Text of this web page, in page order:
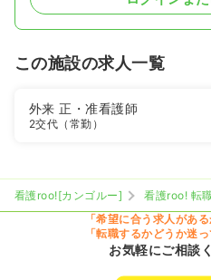
この施設の求人一覧
外来正・准看護師
2交代（常勤）
看護roo![カンゴルー] 看護roo! 転
「希望に合う求人があ
「転職するかどうか迷
お気軽にご相談